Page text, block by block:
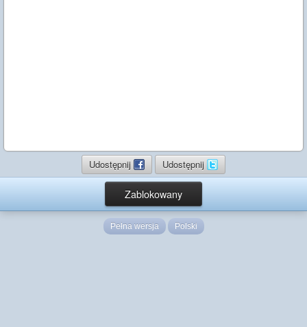
Udostępnij Udostępnij
Zablokowany
Pełna wersja Polski